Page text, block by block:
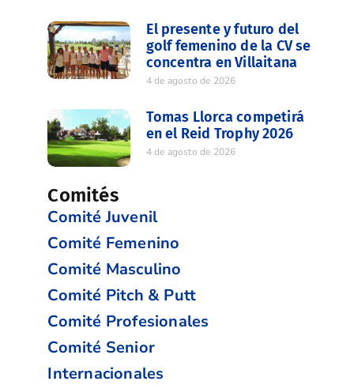
El presente y futuro del
golf femenino de la CV se
concentra en Villaitana
4 de agosto de 2026
Tomas Llorca competirá
en el Reid Trophy 2026
4 de agosto de 2026
Comités
Comité Juvenil
Comité Femenino
Comité Masculino
Comité Pitch & Putt
Comité Profesionales
Comité Senior
Internacionales